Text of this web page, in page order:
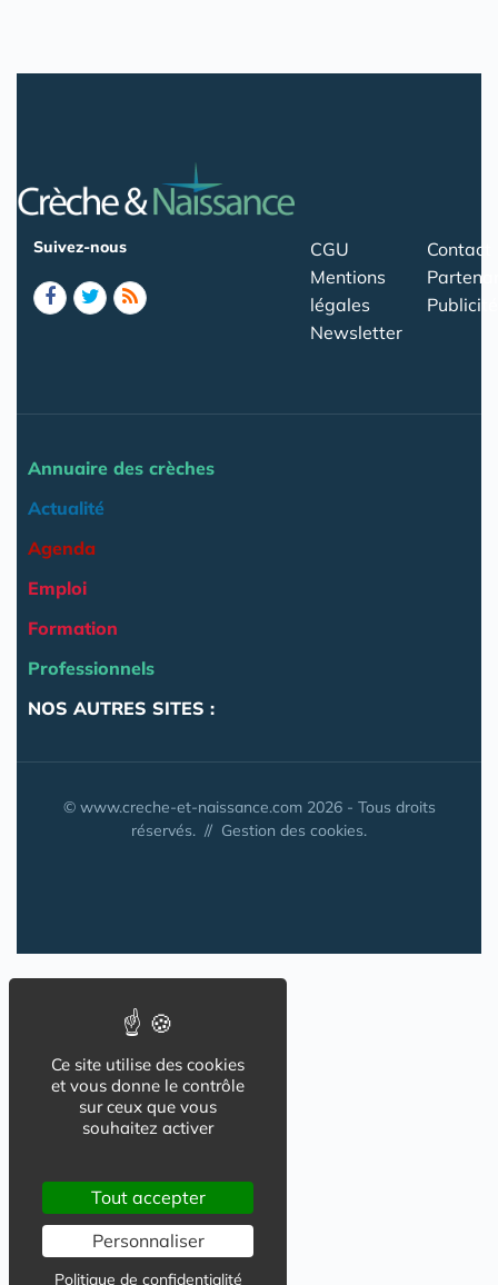
Suivez-nous
CGU
Mentions
légales
Newsletter
Contact
Publicité
Annuaire des crèches
Actualité
Agenda
Emploi
Formation
Professionnels
NOS AUTRES SITES :
© www.creche-et-naissance.com 2026 - Tous droits
réservés. // Gestion des cookies.
Ce site utilise des cookies
et vous donne le contrôle
sur ceux que vous
souhaitez activer
Tout accepter
Personnaliser
Politique de confidentialité